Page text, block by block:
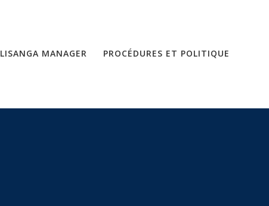
LISANGA MANAGER PROCÉDURES ET POLITIQUE